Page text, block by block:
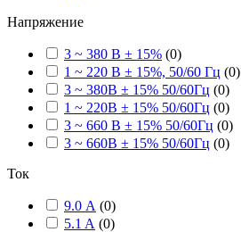
Напряжение
3 ~ 380 В ± 15% (0)
1 ~ 220 В ± 15%, 50/60 Гц (0)
3 ~ 380В ± 15% 50/60Гц (0)
1 ~ 220В ± 15% 50/60Гц (0)
3 ~ 660 В ± 15% 50/60Гц (0)
3 ~ 660В ± 15% 50/60Гц (0)
Ток
9.0 А (0)
5.1 A (0)